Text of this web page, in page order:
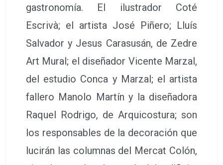
gastronomía. El ilustrador Coté
Escrivà; el artista José Piñero; Lluís
Salvador y Jesus Carasusán, de Zedre
Art Mural; el diseñador Vicente Marzal,
del estudio Conca y Marzal; el artista
fallero Manolo Martín y la diseñadora
Raquel Rodrigo, de Arquicostura; son
los responsables de la decoración que
lucirán las columnas del Mercat Colón,